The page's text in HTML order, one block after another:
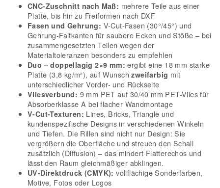
CNC-Zuschnitt nach Maß: mehrere Teile aus einer
Platte, bis hin zu Freiformen nach DXF
Fasen und Gehrung: V-Cut-Fasen (30°/45°) und
Gehrung-Faltkanten für saubere Ecken und Stöße – bei
zusammengesetzten Teilen wegen der
Materialtoleranzen besonders zu empfehlen
Duo – doppellagig 2×9 mm: ergibt eine 18 mm starke
Platte (3,8 kg/m²), auf Wunschzweifarbig mit
unterschiedlicher Vorder- und Rückseite
Vliesverbund: 9 mm PET auf 30/40 mm PET-Vlies für
Absorberklasse A bei flacher Wandmontage
V-Cut-Texturen: Lines, Bricks, Triangle und
kundenspezifische Designs in verschiedenen Winkeln
und Tiefen. Die Rillen sind nicht nur Design: Sie
vergrößern die Oberfläche und streuen den Schall
zusätzlich (Diffusion) – das mindert Flatterechos und
lässt den Raum gleichmäßiger abklingen.
UV-Direktdruck (CMYK): vollflächige Sonderfarben,
Motive, Fotos oder Logos